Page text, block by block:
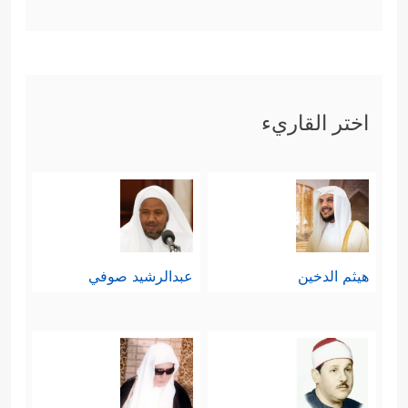
یُسَبِّحُونَ لَهُۥ بِٱلَّیۡلِ وَٱلنَّهَارِ وَهُمۡ لَا یَسۡـَٔمُونَ ۩﴾
المؤمنة وبين أولئك المُسبِّحين لله في
العوالم العلوية، وبهذا تنفتح الآفاق التي
لا حدود لها أمام المؤمنين؛ لتمنحهم الثقة
المشركين المُعاندين.
رابعًا: ثم يُنبِّه القرآن الكريم إلى عقيدة
اختر القاريء
هيثم الدخين عبدالرشيد صوفي